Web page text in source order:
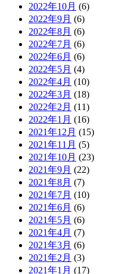
2022年10月 (6)
2022年9月 (6)
2022年8月 (6)
2022年7月 (6)
2022年6月 (6)
2022年5月 (4)
2022年4月 (10)
2022年3月 (18)
2022年2月 (11)
2022年1月 (16)
2021年12月 (15)
2021年11月 (5)
2021年10月 (23)
2021年9月 (22)
2021年8月 (7)
2021年7月 (10)
2021年6月 (6)
2021年5月 (6)
2021年4月 (7)
2021年3月 (6)
2021年2月 (3)
2021年1月 (17)